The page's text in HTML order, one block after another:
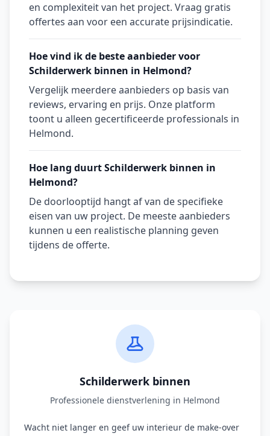
en complexiteit van het project. Vraag gratis
offertes aan voor een accurate prijsindicatie.
Hoe vind ik de beste aanbieder voor
Schilderwerk binnen in Helmond?
Vergelijk meerdere aanbieders op basis van
reviews, ervaring en prijs. Onze platform
toont u alleen gecertificeerde professionals in
Helmond.
Hoe lang duurt Schilderwerk binnen in
Helmond?
De doorlooptijd hangt af van de specifieke
eisen van uw project. De meeste aanbieders
kunnen u een realistische planning geven
tijdens de offerte.
Schilderwerk binnen
Professionele dienstverlening in Helmond
Wacht niet langer en geef uw interieur de make-over